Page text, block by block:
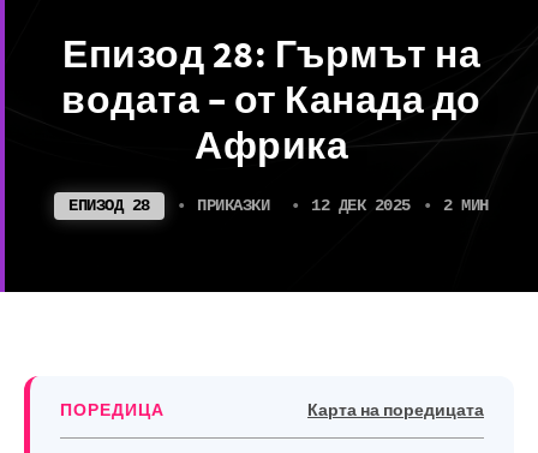
Епизод 28: Гърмът на
водата – от Канада до
Африка
ЕПИЗОД 28 • ПРИКАЗКИ • 12 ДЕК 2025 • 2 МИН
ПОРЕДИЦА Карта на поредицата